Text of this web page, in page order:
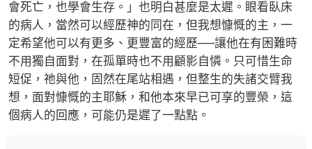
會死亡，也學會生存。」也明白甚麼是太遲。眼看臥床
的病人，當然可以經歷神的同在，但我想慷慨的主，一
定希望他可以有更多、更豐富的經歷──讓他在有困難時
不用獨自面對，在孤單時也不用顧影自憐。只可惜生命
短促，祂與他，固然在尾站相遇，但整生的失諸交臂我
想，面對慷慨的主耶穌，和他本來早已可享的豐榮，這
個病人的回應，可能仍是遲了一點點。